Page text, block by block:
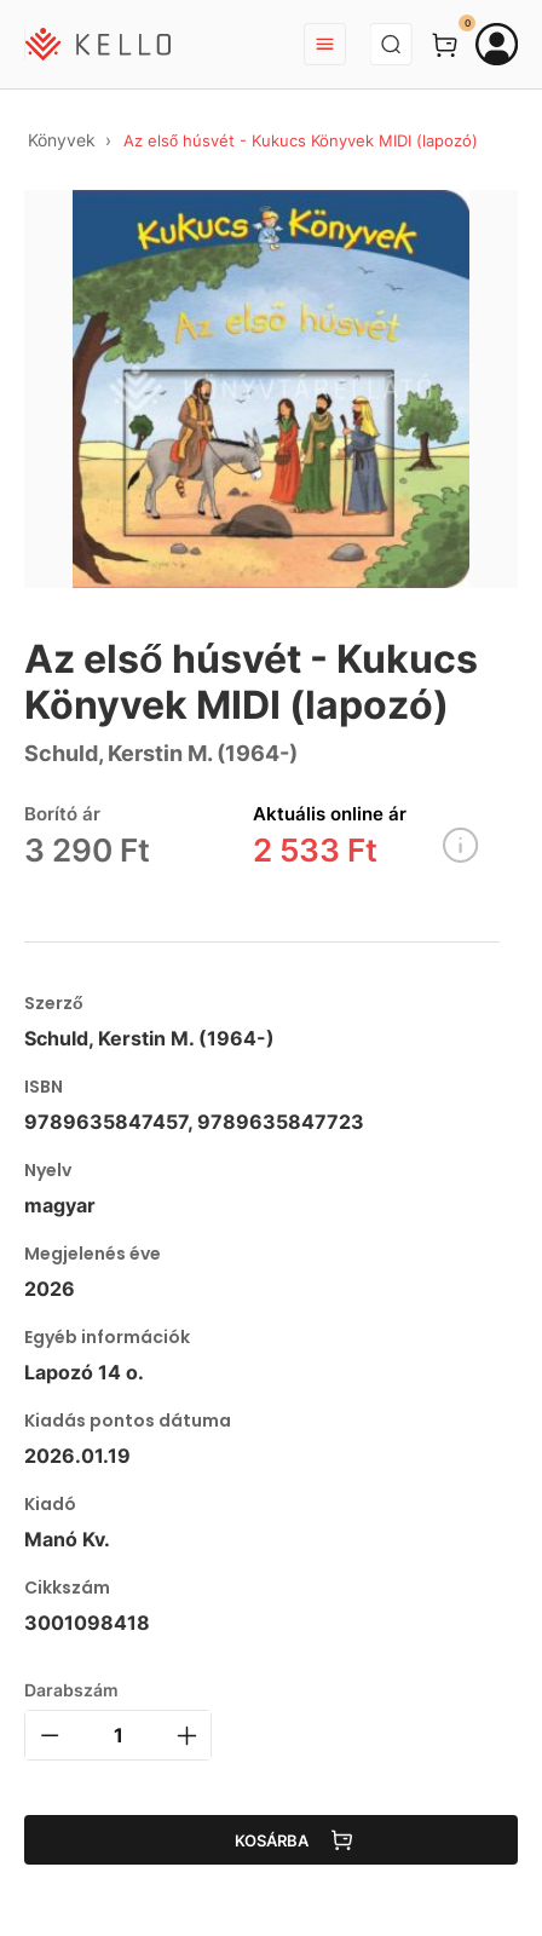
BEJELENTKEZÉS
0
Könyvek Az első húsvét - Kukucs Könyvek MIDI (lapozó)
Az első húsvét - Kukucs
Könyvek MIDI (lapozó)
Schuld, Kerstin M. (1964-)
Borító ár
3 290 Ft
Aktuális online ár
2 533 Ft
Szerző
Schuld, Kerstin M. (1964-)
ISBN
9789635847457, 9789635847723
Nyelv
magyar
Megjelenés éve
2026
Egyéb információk
Lapozó 14 o.
Kiadás pontos dátuma
2026.01.19
Kiadó
Manó Kv.
Cikkszám
3001098418
Darabszám
KOSÁRBA